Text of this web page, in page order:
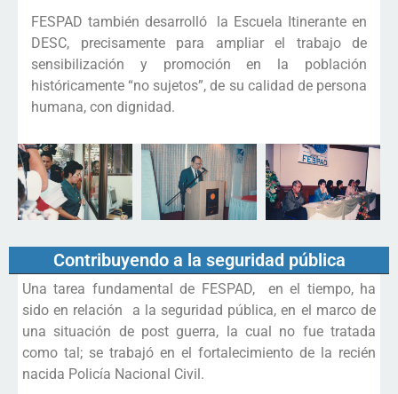
FESPAD también desarrolló la Escuela Itinerante en
DESC, precisamente para ampliar el trabajo de
sensibilización y promoción en la población
históricamente “no sujetos”, de su calidad de persona
humana, con dignidad.
Contribuyendo a la seguridad pública
Una tarea fundamental de FESPAD, en el tiempo, ha
sido en relación a la seguridad pública, en el marco de
una situación de post guerra, la cual no fue tratada
como tal; se trabajó en el fortalecimiento de la recién
nacida Policía Nacional Civil.